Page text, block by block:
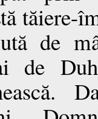
tăiere-
de
de